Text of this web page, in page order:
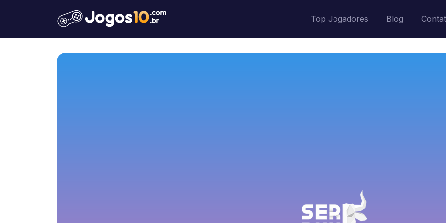
Top Jogadores Blog